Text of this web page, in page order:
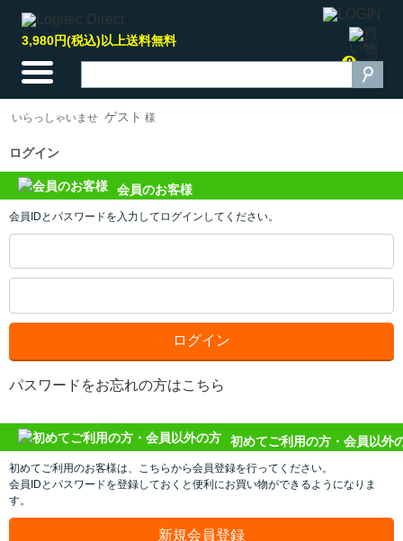
3,980円(税込)以上送料無料
0
いらっしゃいませ ゲスト 様
ログイン
会員のお客様
会員IDとパスワードを入力してログインしてください。
パスワードをお忘れの方はこちら
初めてご利用の方・会員以外
初めてご利用のお客様は、こちらから会員登録を行ってください。
会員IDとパスワードを登録しておくと便利にお買い物ができるようになりま
す。